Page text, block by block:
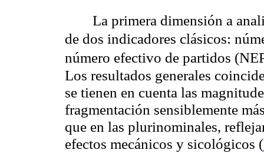
La primera dimensión a
de dos indicadores clásicos:
número efectivo de partidos
Los resultados generales
se tienen en cuenta las
fragmentación sensiblemente
que en las plurinominales,
efectos mecánicos y sicológicos (